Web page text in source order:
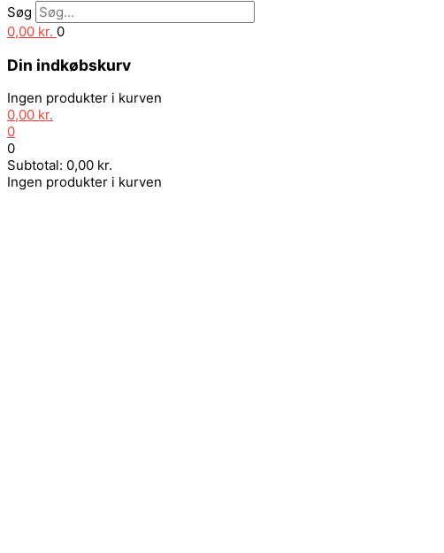
Søg
0,00 kr. 0
Din indkøbskurv
Ingen produkter i kurven
0,00 kr.
0
0
Subtotal: 0,00 kr.
Ingen produkter i kurven